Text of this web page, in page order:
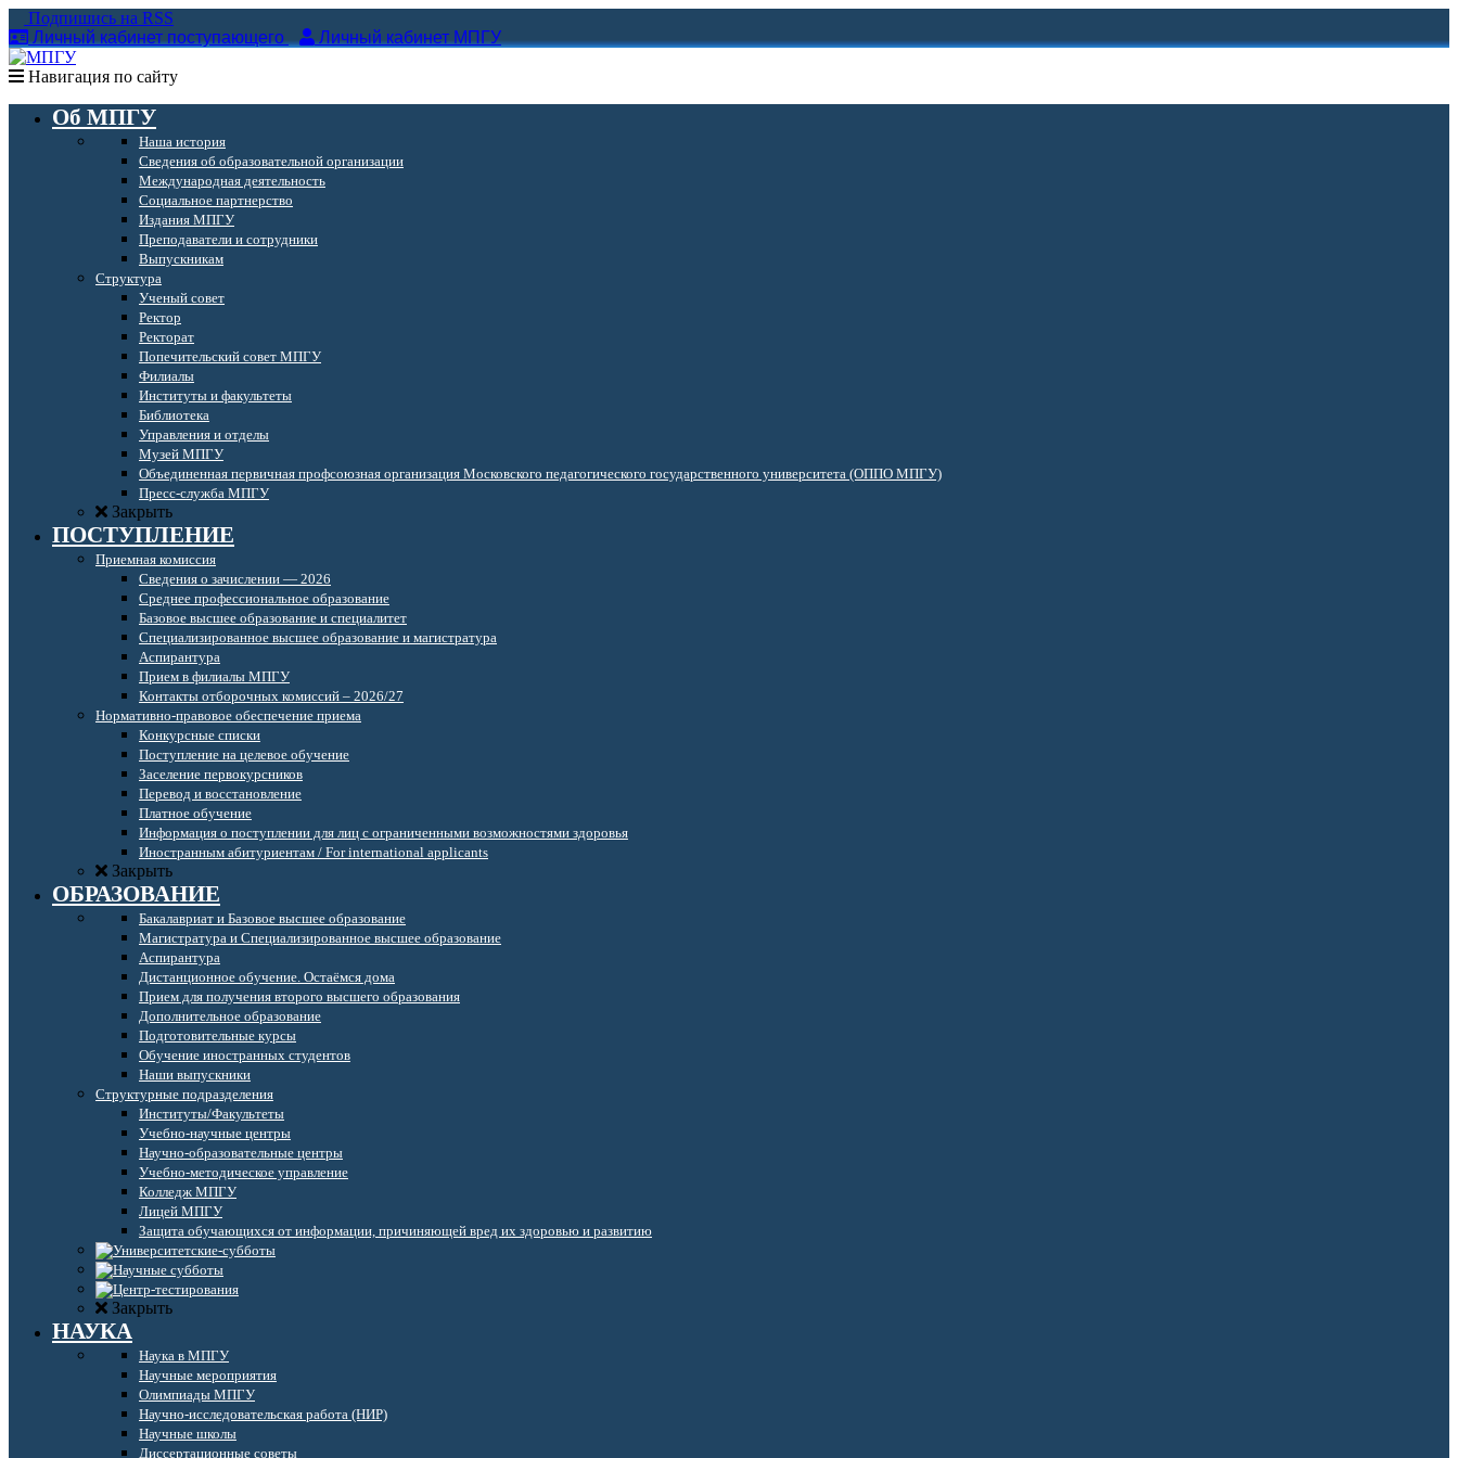
Подпишись на RSS
Личный кабинет поступающего
Личный кабинет МПГУ
Навигация по сайту
Об МПГУ
Наша история
Сведения об образовательной организации
Международная деятельность
Социальное партнерство
Издания МПГУ
Преподаватели и сотрудники
Выпускникам
Структура
Ученый совет
Ректор
Ректорат
Попечительский совет МПГУ
Филиалы
Институты и факультеты
Библиотека
Управления и отделы
Музей МПГУ
Объединенная первичная профсоюзная организация Московского педагогического государственного университета (ОППО МПГУ)
Пресс-служба МПГУ
Закрыть
ПОСТУПЛЕНИЕ
Приемная комиссия
Сведения о зачислении — 2026
Среднее профессиональное образование
Базовое высшее образование и специалитет
Специализированное высшее образование и магистратура
Аспирантура
Прием в филиалы МПГУ
Контакты отборочных комиссий – 2026/27
Нормативно-правовое обеспечение приема
Конкурсные списки
Поступление на целевое обучение
Заселение первокурсников
Перевод и восстановление
Платное обучение
Информация о поступлении для лиц с ограниченными возможностями здоровья
Иностранным абитуриентам / For international applicants
Закрыть
ОБРАЗОВАНИЕ
Бакалавриат и Базовое высшее образование
Магистратура и Специализированное высшее образование
Аспирантура
Дистанционное обучение. Остаёмся дома
Прием для получения второго высшего образования
Дополнительное образование
Подготовительные курсы
Обучение иностранных студентов
Наши выпускники
Структурные подразделения
Институты/Факультеты
Учебно-научные центры
Научно-образовательные центры
Учебно-методическое управление
Колледж МПГУ
Лицей МПГУ
Защита обучающихся от информации, причиняющей вред их здоровью и развитию
Закрыть
НАУКА
Наука в МПГУ
Научные мероприятия
Олимпиады МПГУ
Научно-исследовательская работа (НИР)
Научные школы
Диссертационные советы